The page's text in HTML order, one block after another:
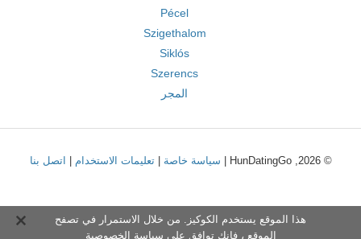
Pécel
Szigethalom
Siklós
Szerencs
المجر
© 2026, HunDatingGo | سياسة خاصة |تعليمات الاستخدام اتصل بنا
هذا الموقع يستخدم الكوكيز. من خلال الاستمرار في تصفح
الموقع ، فإنك توافق على سياسة الخصوصية